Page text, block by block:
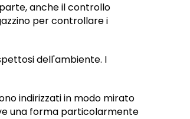
anche il controllo
per controllare i
dell'ambiente. I
indirizzati in modo mirato
una forma particolarmente